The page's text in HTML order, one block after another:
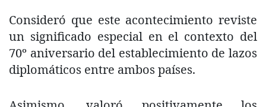
Consideró que este acontecimiento reviste
un significado especial en el contexto del
70º aniversario del establecimiento de lazos
diplomáticos entre ambos países.